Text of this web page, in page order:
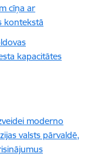
cīņa ar
kontekstā
kapacitātes
moderno
valsts pārvaldē,